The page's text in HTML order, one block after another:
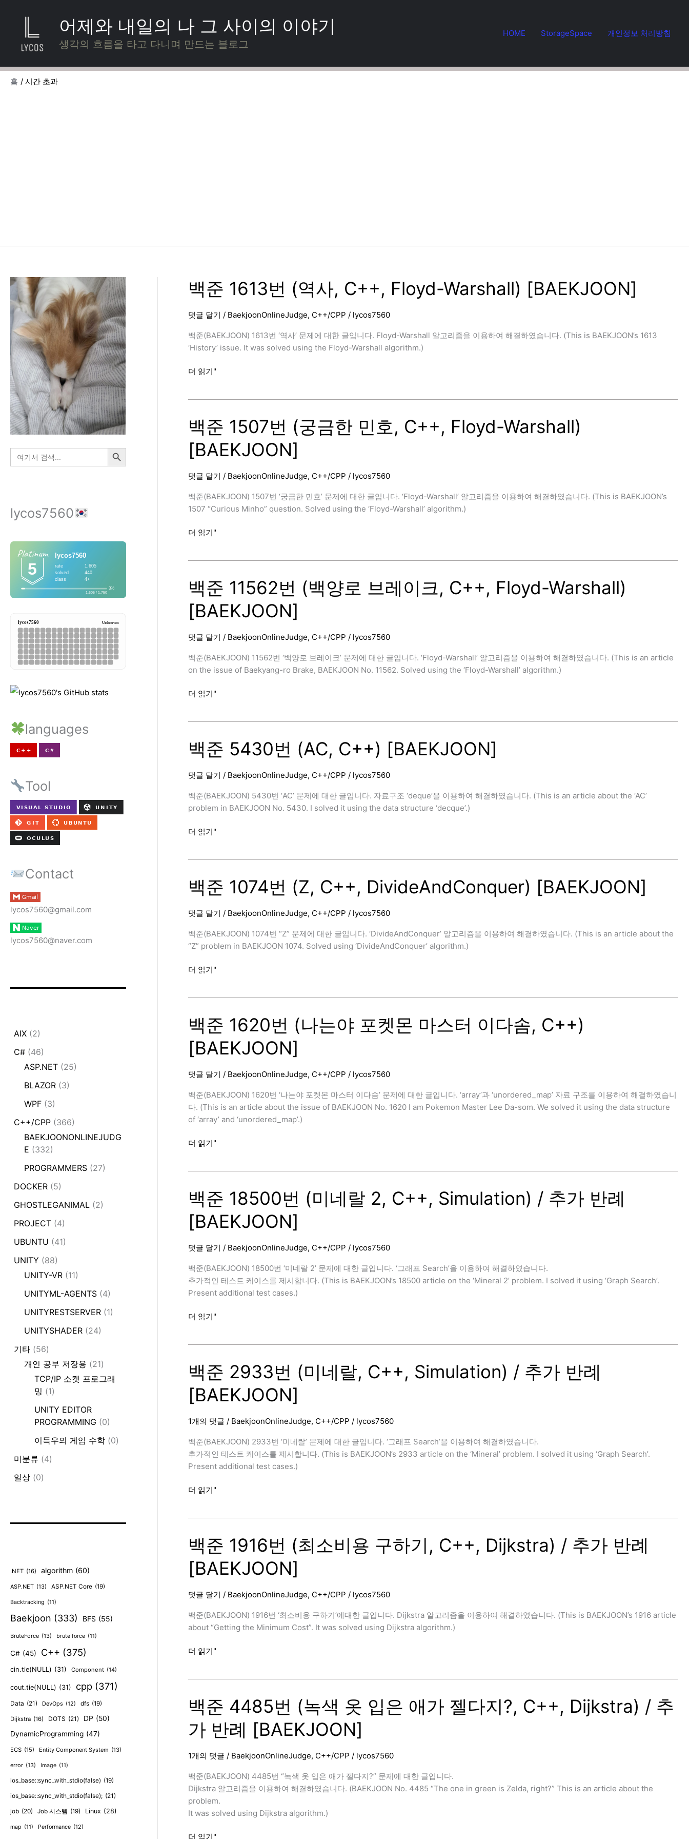
너
어제와 내일의 나 그 사이의 이야기
생각의 흐름을 타고 다니며 만드는 블로그
HOME StorageSpace 개인정보 처리방침
홈 시간 초과
검
색:
검색 버튼
lycos7560
languages
Tool
Contact
lycos7560@gmail.com
lycos7560@naver.com
AIX(2)
C#(46)
ASP.NET(25)
BLAZOR(3)
WPF(3)
C++/CPP(366)
BAEKJOONONLINEJUDG
E (332)
PROGRAMMERS(27)
DOCKER(5)
GHOSTLEGANIMAL(2)
PROJECT(4)
UBUNTU (41)
UNITY (88)
UNITY-VR(11)
UNITYML-AGENTS(4)
UNITYRESTSERVER(1)
UNITYSHADER(24)
기타(56)
개인 공부 저장용 (21)
TCP/IP 소켓 프로그래
밍 (1)
UNITY EDITOR
PROGRAMMING (0)
이득우의 게임 수학(0)
미분류 (4)
일상(0)
.NET (16) algorithm (60)
ASP.NET (13) ASP.NET Core (19)
Backtracking (11)
Baekjoon (333) BFS (55)
BruteForce (13) brute force (11)
C# (45) C++ (375)
cin.tie(NULL) (31) Component (14)
cout.tie(NULL) (31) cpp (371)
Data (21) DevOps (12) dfs (19)
Dijkstra (16) DOTS (21) DP (50)
DynamicProgramming (47)
ECS (15) Entity Component System (13)
error (13) Image (11)
ios_base::sync_with_stdio(false) (19)
ios_base::sync_with_stdio(false); (21)
job (20) Job 시스템 (19) Linux (28)
map (11) Performance (12)
백준 1613번 (역사, C++, Floyd-Warshall) [BAEKJOON]
댓글 달기 / BaekjoonOnlineJudge, C++/CPP / lycos7560
백준(BAEKJOON) 1613번 ‘역사’ 문제에 대한 글입니다. Floyd-Warshall 알고리즘을 이용하여 해결하였습니다. (This is BAEKJOON’s 1613
‘History’ issue. It was solved using the Floyd-Warshall algorithm.)
백
(역
사,
C++,
Floyd-
[BAEKJOON]
더 읽기"
백준 1507번 (궁금한 민호, C++, Floyd-Warshall)
[BAEKJOON]
댓글 달기 / BaekjoonOnlineJudge, C++/CPP / lycos7560
백준(BAEKJOON) 1507번 ‘궁금한 민호’ 문제에 대한 글입니다. ‘Floyd-Warshall’ 알고리즘을 이용하여 해결하였습니다. (This is BAEKJOON’s
1507 “Curious Minho” question. Solved using the ‘Floyd-Warshall’ algorithm.)
백
(궁
금
한
민
C++,
Floyd-
Warshall)
더 읽기"
백준 11562번 (백양로 브레이크, C++, Floyd-Warshall)
[BAEKJOON]
댓글 달기 / BaekjoonOnlineJudge, C++/CPP / lycos7560
백준(BAEKJOON) 11562번 ‘백양로 브레이크’ 문제에 대한 글입니다. ‘Floyd-Warshall’ 알고리즘을 이용하여 해결하였습니다. (This is an article
on the issue of Baekyang-ro Brake, BAEKJOON No. 11562. Solved using the ‘Floyd-Warshall’ algorithm.)
백
(백
양
브
레
이
C++,
더 읽기"
백준 5430번 (AC, C++) [BAEKJOON]
댓글 달기 / BaekjoonOnlineJudge, C++/CPP / lycos7560
백준(BAEKJOON) 5430번 ‘AC’ 문제에 대한 글입니다. 자료구조 ‘deque’을 이용하여 해결하였습니다. (This is an article about the ‘AC’
problem in BAEKJOON No. 5430. I solved it using the data structure ‘decque’.)
백
(AC,
C++)
더 읽기"
백준 1074번 (Z, C++, DivideAndConquer) [BAEKJOON]
댓글 달기 / BaekjoonOnlineJudge, C++/CPP / lycos7560
백준(BAEKJOON) 1074번 “Z” 문제에 대한 글입니다. ‘DivideAndConquer’ 알고리즘을 이용하여 해결하였습니다. (This is an article about the
“Z” problem in BAEKJOON 1074. Solved using ‘DivideAndConquer’ algorithm.)
백
(Z,
C++,
DivideAndConquer)
[BAEKJOON]
더 읽기"
백준 1620번 (나는야 포켓몬 마스터 이다솜, C++)
[BAEKJOON]
댓글 달기 / BaekjoonOnlineJudge, C++/CPP / lycos7560
백준(BAEKJOON) 1620번 ‘나는야 포켓몬 마스터 이다솜’ 문제에 대한 글입니다. ‘array’과 ‘unordered_map’ 자료 구조를 이용하여 해결하였습니
다. (This is an article about the issue of BAEKJOON No. 1620 I am Pokemon Master Lee Da-som. We solved it using the data structure
of ‘array’ and ‘unordered_map’.)
백
(나
는
야
포
몬
마
스
터
다
더 읽기"
백준 18500번 (미네랄 2, C++, Simulation) / 추가 반례
[BAEKJOON]
댓글 달기 / BaekjoonOnlineJudge, C++/CPP / lycos7560
백준(BAEKJOON) 18500번 ‘미네랄 2’ 문제에 대한 글입니다. ‘그래프 Search’을 이용하여 해결하였습니다.
추가적인 테스트 케이스를 제시합니다. (This is BAEKJOON’s 18500 article on the ‘Mineral 2’ problem. I solved it using ‘Graph Search’.
Present additional test cases.)
백
(미
네
랄
2,
Simulation)
/
추
가
례
더 읽기"
백준 2933번 (미네랄, C++, Simulation) / 추가 반례
[BAEKJOON]
1개의 댓글 / BaekjoonOnlineJudge, C++/CPP / lycos7560
백준(BAEKJOON) 2933번 ‘미네랄’ 문제에 대한 글입니다. ‘그래프 Search’을 이용하여 해결하였습니다.
추가적인 테스트 케이스를 제시합니다. (This is BAEKJOON’s 2933 article on the ‘Mineral’ problem. I solved it using ‘Graph Search’.
Present additional test cases.)
백
(미
네
랄,
C++,
/
추
가
례
더 읽기"
백준 1916번 (최소비용 구하기, C++, Dijkstra) / 추가 반례
[BAEKJOON]
댓글 달기 / BaekjoonOnlineJudge, C++/CPP / lycos7560
백준(BAEKJOON) 1916번 ‘최소비용 구하기’에대한 글입니다. Dijkstra 알고리즘을 이용하여 해결하였습니다. (This is BAEKJOON’s 1916 article
about “Getting the Minimum Cost”. It was solved using Dijkstra algorithm.)
백
(최
소
비
용
하
기,
C++,
Dijkstra)
/
가
더 읽기"
백준 4485번 (녹색 옷 입은 애가 젤다지?, C++, Dijkstra) / 추
가 반례 [BAEKJOON]
1개의 댓글 / BaekjoonOnlineJudge, C++/CPP / lycos7560
백준(BAEKJOON) 4485번 “녹색 옷 입은 애가 젤다지?” 문제에 대한 글입니다.
Dijkstra 알고리즘을 이용하여 해결하였습니다. (BAEKJOON No. 4485 “The one in green is Zelda, right?” This is an article about the
problem.
It was solved using Dijkstra algorithm.)
백
더 읽기"